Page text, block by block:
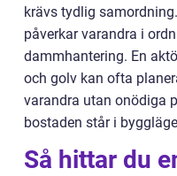
krävs tydlig
påverkar varandra i
dammhantering. En
och golv kan ofta
varandra utan onödiga
bostaden står i
Så hittar du